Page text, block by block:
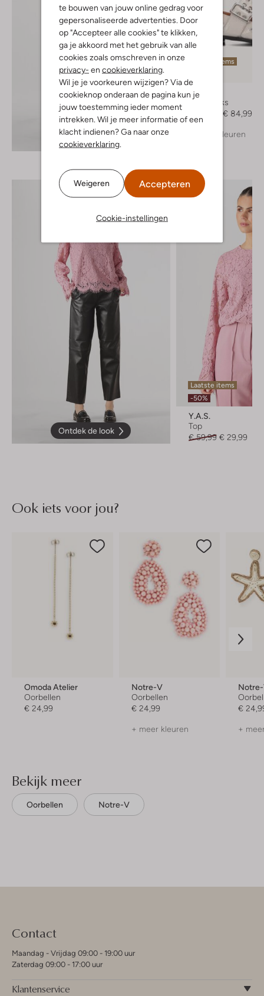
te bouwen van jouw online gedrag voor
gepersonaliseerde advertenties. Door
op "Accepteer alle cookies" te klikken,
ga je akkoord met het gebruik van alle
cookies zoals omschreven in onze
privacy- en cookieverklaring
Wil je je voorkeuren wijzigen? Via de
cookieknop onderaan de pagina kun je
jouw toestemming ieder moment
intrekken. Wil je meer informatie of een
klacht indienen? Ga naar onze
cookieverklaring
Weigeren Accepteren
Cookie-instellingen
Ontdek de look
Laatste items
Notre-V
Slingbacks
€ 84,99
+ meer kleuren
Ontdek de look
Laatste items
-50%
Y.a.s.
Top
€ 59,99 € 29,99
Ook iets voor jou?
Omoda Atelier
Oorbellen
€ 24,99
Notre-V
Oorbellen
€ 24,99
+ meer kleuren
€
+
Bekijk meer
Oorbellen Notre-V
Contact
Maandag - Vrijdag 09:00 - 19:00 uur
Zaterdag 09:00 - 17:00 uur
Klantenservice